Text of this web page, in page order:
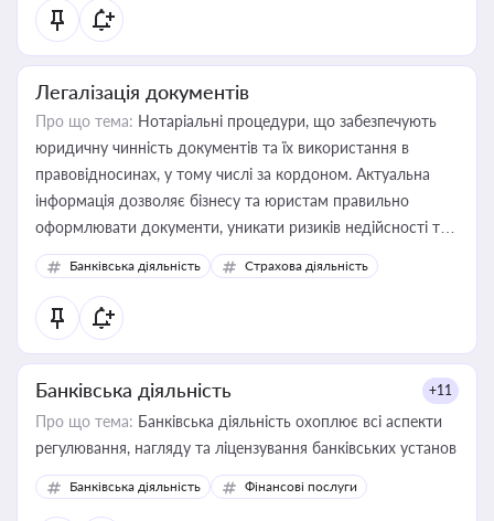
статусу суб'єктів оціночної діяльності
Легалізація документів
Про що тема: Нотаріальні процедури, що забезпечують
юридичну чинність документів та їх використання в
правовідносинах, у тому числі за кордоном. Актуальна
інформація дозволяє бізнесу та юристам правильно
оформлювати документи, уникати ризиків недійсності та
забезпечувати їх належне прийняття органами влади та
контрагентами
Банківська діяльність Страхова діяльність
Банківська діяльність +11
Про що тема: Банківська діяльність охоплює всі аспекти
регулювання, нагляду та ліцензування банківських установ
Банківська діяльність Фінансові послуги